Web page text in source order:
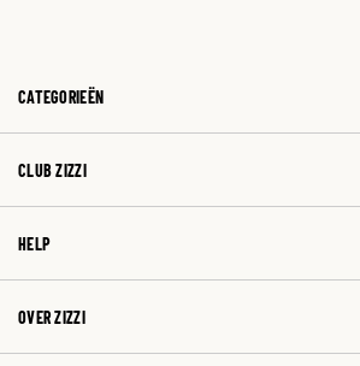
CATEGORIEËN
CLUB ZIZZI
HELP
OVER ZIZZI